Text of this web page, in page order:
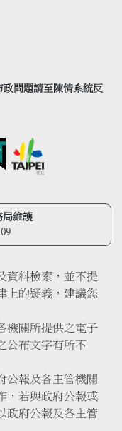
問題請至陳情系統反
局維護
資料檢索，並不提
上的疑義，建議您
機關所提供之電子
公布文字有所不
公報及各主管機關
，若與政府公報或
政府公報及各主管